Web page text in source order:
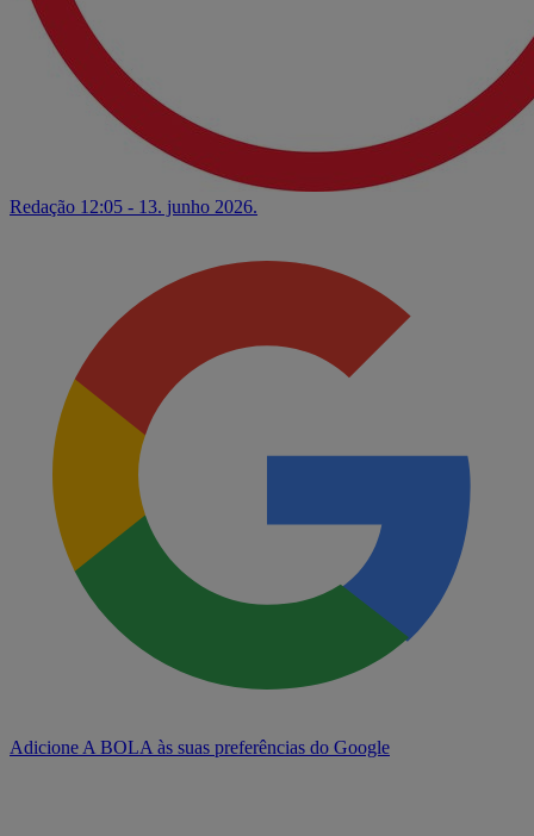
Redação 12:05 - 13. junho 2026.
Adicione A BOLA às suas preferências do Google